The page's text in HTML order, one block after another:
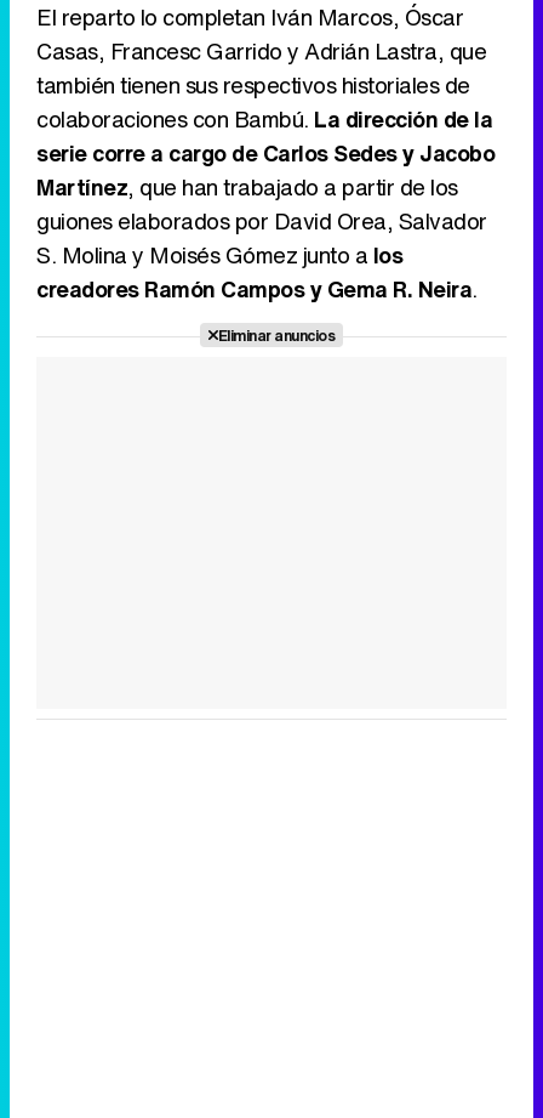
El reparto lo completan Iván Marcos, Óscar
Casas, Francesc Garrido y Adrián Lastra, que
también tienen sus respectivos historiales de
colaboraciones con Bambú. La dirección de la
serie corre a cargo de Carlos Sedes y Jacobo
Martínez, que han trabajado a partir de los
guiones elaborados por David Orea, Salvador
S. Molina y Moisés Gómez junto a los
creadores Ramón Campos y Gema R. Neira.
Eliminar anuncios